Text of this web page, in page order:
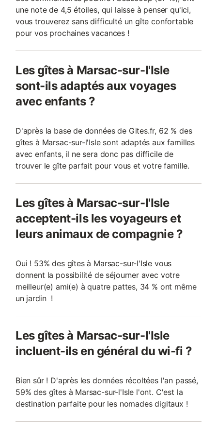
une note de 4,5 étoiles, qui laisse à penser qu'ici,
vous trouverez sans difficulté un gîte confortable
pour vos prochaines vacances !
Les gîtes à Marsac-sur-l'Isle
sont-ils adaptés aux voyages
avec enfants ?
D'après la base de données de Gites.fr, 62 % des
gîtes à Marsac-sur-l'Isle sont adaptés aux familles
avec enfants, il ne sera donc pas difficile de
trouver le gîte parfait pour vous et votre famille.
Les gîtes à Marsac-sur-l'Isle
acceptent-ils les voyageurs et
leurs animaux de compagnie ?
Oui ! 53% des gîtes à Marsac-sur-l'Isle vous
donnent la possibilité de séjourner avec votre
meilleur(e) ami(e) à quatre pattes, 34 % ont même
un jardin !
Les gîtes à Marsac-sur-l'Isle
incluent-ils en général du wi-fi ?
Bien sûr ! D'après les données récoltées l'an passé,
59% des gîtes à Marsac-sur-l'Isle l'ont. C'est la
destination parfaite pour les nomades digitaux !